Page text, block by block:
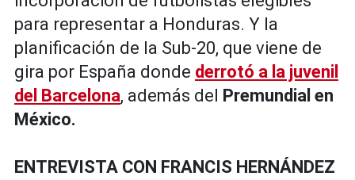
para representar a Honduras. Y la
planificación de la Sub-20, que viene de
gira por España donde derrotó a la juvenil
del Barcelona, además del Premundial en
México.
ENTREVISTA CON FRANCIS HERNÁNDEZ